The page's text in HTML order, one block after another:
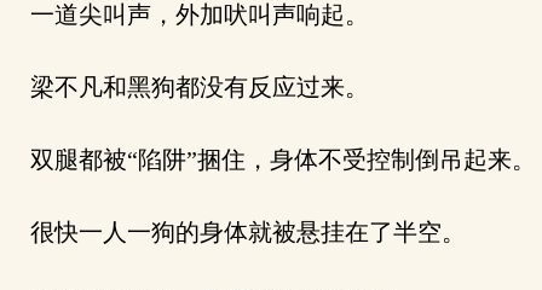
一道尖叫声，外加吠叫声响起。
梁不凡和黑狗都没有反应过来。
双腿都被“陷阱”捆住，身体不受控制倒吊起来。
很快一人一狗的身体就被悬挂在了半空。